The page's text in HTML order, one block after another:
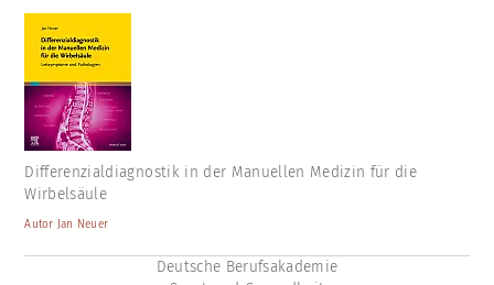
Differenzialdiagnostik in der Manuellen Medizin für die
Wirbelsäule
Autor Jan Neuer
Deutsche Berufsakademie